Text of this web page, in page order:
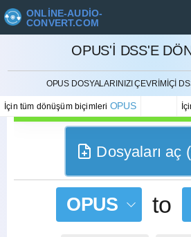
ONLINE-AUDIO-
CONVERT.COM
OPUS'I DSS'E
OPUS DOSYALARINIZI ÇEVRIMIÇI
İçin tüm dönüşüm biçimleri OPUS
İPTAL ETMEK
Dosyaları aç
OPUS to